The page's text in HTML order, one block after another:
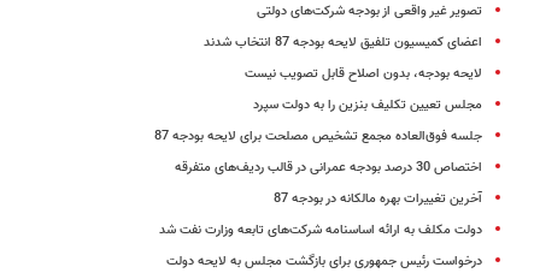
تصویر غیر واقعی از بودجه شرکت‌های دولتی
اعضای کمیسیون تلفیق لایحه بودجه 87 انتخاب شدند
لایحه بودجه، بدون اصلاح قابل تصویب نیست
مجلس تعیین تکلیف بنزین را به دولت سپرد
جلسه فوق‌العاده مجمع تشخیص مصلحت برای لایحه بودجه 87
اختصاص 30 درصد بودجه عمرانی در قالب ردیف‌های متفرقه
آخرین تغییرات بهره مالکانه در بودجه 87
دولت مکلف به ارائه اساسنامه شرکت‌های تابعه وزارت نفت شد
درخواست رئیس جمهوری برای بازگشت مجلس به لایحه دولت